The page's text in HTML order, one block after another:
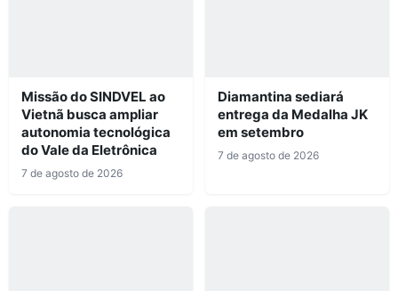
Missão do SINDVEL ao
Vietnã busca ampliar
autonomia tecnológica
do Vale da Eletrônica
7 de agosto de 2026
Diamantina sediará
entrega da Medalha JK
em setembro
7 de agosto de 2026